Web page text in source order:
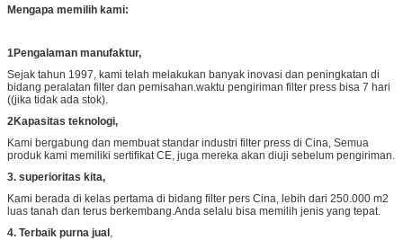
Mengapa memilih kami:
1Pengalaman manufaktur,
Sejak tahun 1997, kami telah melakukan banyak inovasi dan peningkatan di
bidang peralatan filter dan pemisahan.waktu pengiriman filter press bisa 7 hari
((jika tidak ada stok).
2Kapasitas teknologi,
Kami bergabung dan membuat standar industri filter press di Cina, Semua
produk kami memiliki sertifikat CE, juga mereka akan diuji sebelum pengiriman.
3. superioritas kita,
Kami berada di kelas pertama di bidang filter pers Cina, lebih dari 250.000 m2
luas tanah dan terus berkembang.Anda selalu bisa memilih jenis yang tepat.
4. Terbaik purna jual,